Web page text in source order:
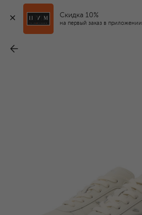
Скидка 10%
на первый заказ в приложении